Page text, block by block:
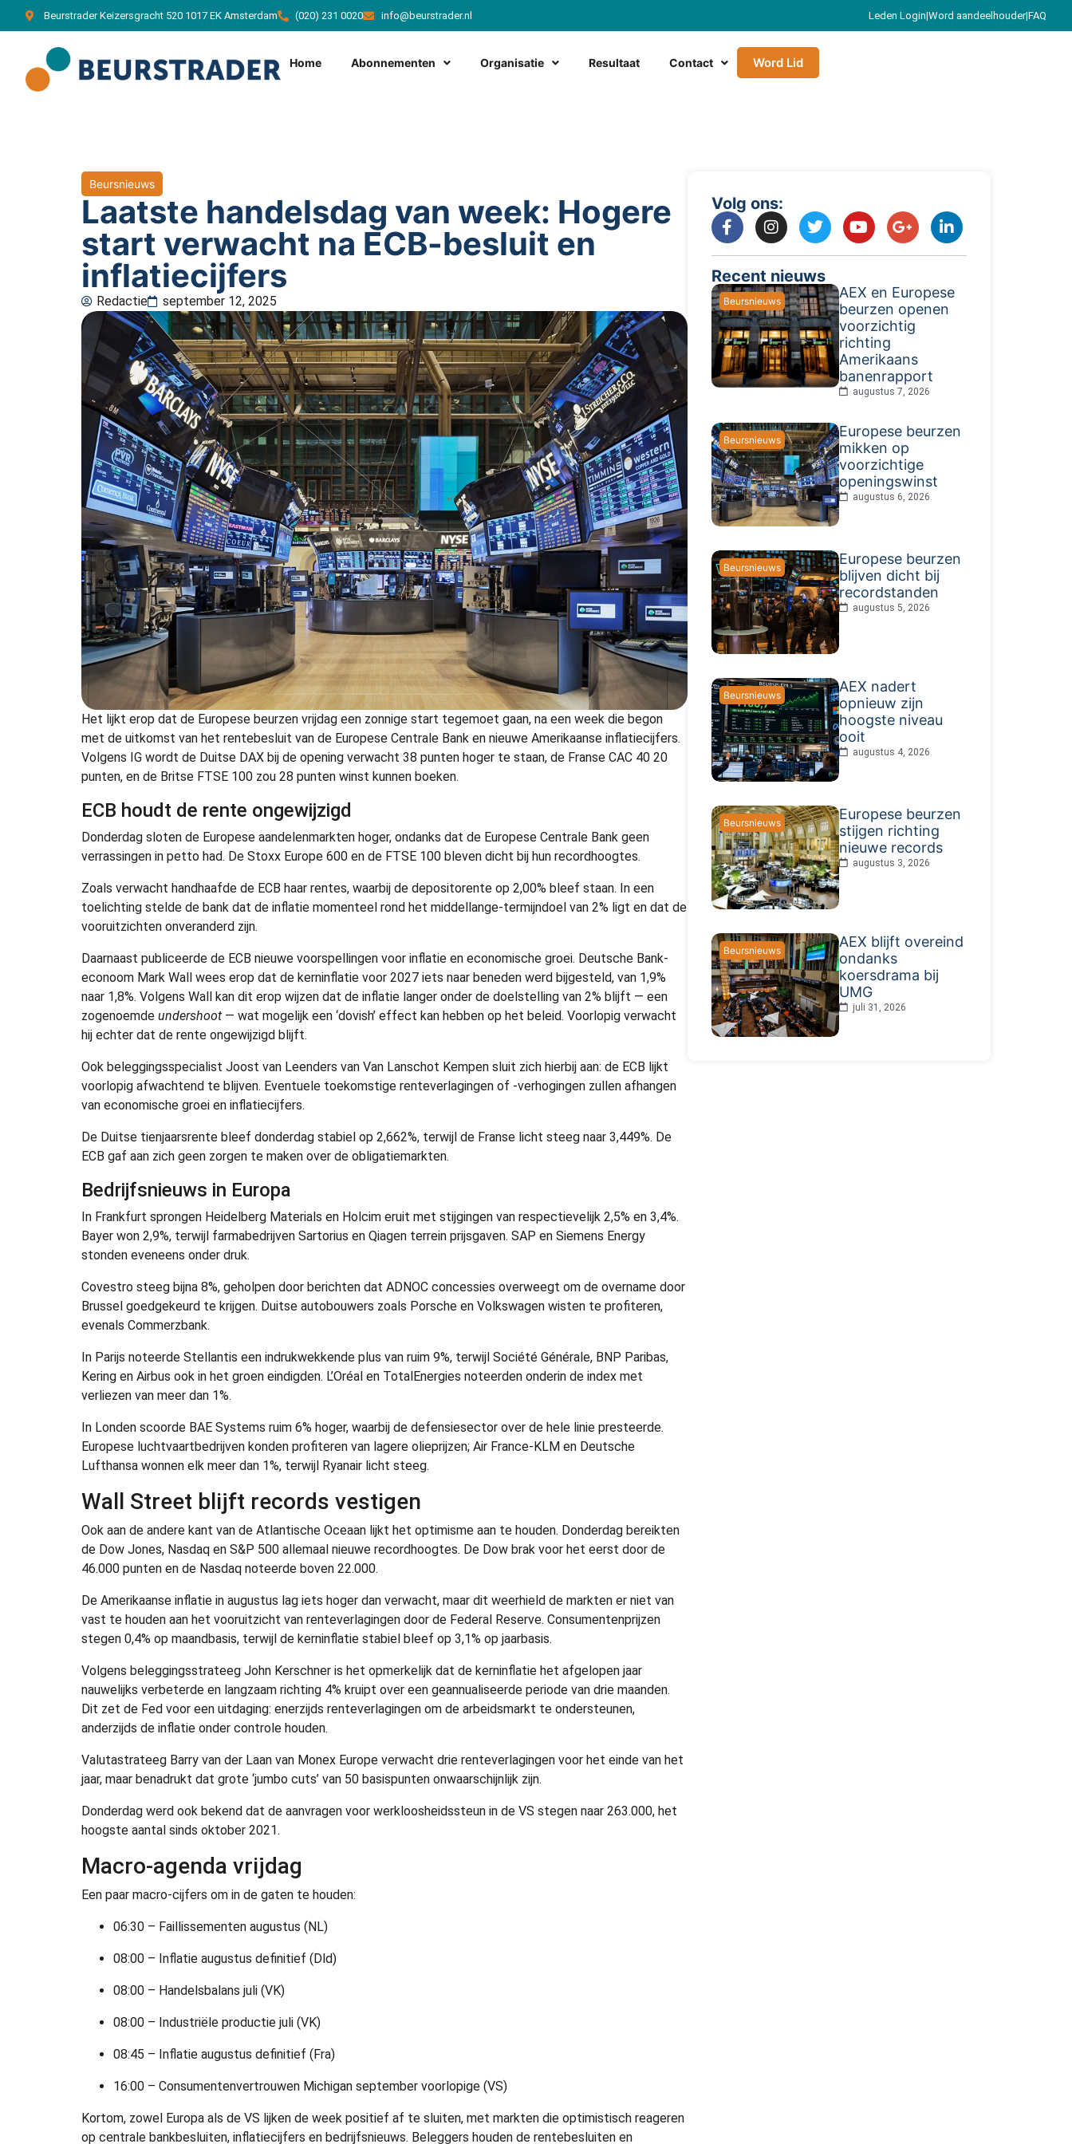
Beurstrader Keizersgracht 520 1017 EK Amsterdam (020) 231 0020 info@beurstrader.nl Leden Login|Word aandeelhouder|FAQ
Home Abonnementen Organisatie Resultaat Contact Word Lid
Beursnieuws
Laatste handelsdag van week: Hogere
start verwacht na ECB-besluit en
inflatiecijfers
Redactie september 12, 2025
Het lijkt erop dat de Europese beurzen vrijdag een zonnige start tegemoet gaan, na een week die begon
met de uitkomst van het rentebesluit van de Europese Centrale Bank en nieuwe Amerikaanse inflatiecijfers.
Volgens IG wordt de Duitse DAX bij de opening verwacht 38 punten hoger te staan, de Franse CAC 40 20
punten, en de Britse FTSE 100 zou 28 punten winst kunnen boeken.
ECB houdt de rente ongewijzigd
Donderdag sloten de Europese aandelenmarkten hoger, ondanks dat de Europese Centrale Bank geen
verrassingen in petto had. De Stoxx Europe 600 en de FTSE 100 bleven dicht bij hun recordhoogtes.
Zoals verwacht handhaafde de ECB haar rentes, waarbij de depositorente op 2,00% bleef staan. In een
toelichting stelde de bank dat de inflatie momenteel rond het middellange-termijndoel van 2% ligt en dat de
vooruitzichten onveranderd zijn.
Daarnaast publiceerde de ECB nieuwe voorspellingen voor inflatie en economische groei. Deutsche Bank-
econoom Mark Wall wees erop dat de kerninflatie voor 2027 iets naar beneden werd bijgesteld, van 1,9%
naar 1,8%. Volgens Wall kan dit erop wijzen dat de inflatie langer onder de doelstelling van 2% blijft — een
zogenoemde undershoot — wat mogelijk een ‘dovish’ effect kan hebben op het beleid. Voorlopig verwacht
hij echter dat de rente ongewijzigd blijft.
Ook beleggingsspecialist Joost van Leenders van Van Lanschot Kempen sluit zich hierbij aan: de ECB lijkt
voorlopig afwachtend te blijven. Eventuele toekomstige renteverlagingen of -verhogingen zullen afhangen
van economische groei en inflatiecijfers.
De Duitse tienjaarsrente bleef donderdag stabiel op 2,662%, terwijl de Franse licht steeg naar 3,449%. De
ECB gaf aan zich geen zorgen te maken over de obligatiemarkten.
Bedrijfsnieuws in Europa
In Frankfurt sprongen Heidelberg Materials en Holcim eruit met stijgingen van respectievelijk 2,5% en 3,4%.
Bayer won 2,9%, terwijl farmabedrijven Sartorius en Qiagen terrein prijsgaven. SAP en Siemens Energy
stonden eveneens onder druk.
Covestro steeg bijna 8%, geholpen door berichten dat ADNOC concessies overweegt om de overname door
Brussel goedgekeurd te krijgen. Duitse autobouwers zoals Porsche en Volkswagen wisten te profiteren,
evenals Commerzbank.
In Parijs noteerde Stellantis een indrukwekkende plus van ruim 9%, terwijl Société Générale, BNP Paribas,
Kering en Airbus ook in het groen eindigden. L’Oréal en TotalEnergies noteerden onderin de index met
verliezen van meer dan 1%.
In Londen scoorde BAE Systems ruim 6% hoger, waarbij de defensiesector over de hele linie presteerde.
Europese luchtvaartbedrijven konden profiteren van lagere olieprijzen; Air France-KLM en Deutsche
Lufthansa wonnen elk meer dan 1%, terwijl Ryanair licht steeg.
Wall Street blijft records vestigen
Ook aan de andere kant van de Atlantische Oceaan lijkt het optimisme aan te houden. Donderdag bereikten
de Dow Jones, Nasdaq en S&P 500 allemaal nieuwe recordhoogtes. De Dow brak voor het eerst door de
46.000 punten en de Nasdaq noteerde boven 22.000.
De Amerikaanse inflatie in augustus lag iets hoger dan verwacht, maar dit weerhield de markten er niet van
vast te houden aan het vooruitzicht van renteverlagingen door de Federal Reserve. Consumentenprijzen
stegen 0,4% op maandbasis, terwijl de kerninflatie stabiel bleef op 3,1% op jaarbasis.
Volgens beleggingsstrateeg John Kerschner is het opmerkelijk dat de kerninflatie het afgelopen jaar
nauwelijks verbeterde en langzaam richting 4% kruipt over een geannualiseerde periode van drie maanden.
Dit zet de Fed voor een uitdaging: enerzijds renteverlagingen om de arbeidsmarkt te ondersteunen,
anderzijds de inflatie onder controle houden.
Valutastrateeg Barry van der Laan van Monex Europe verwacht drie renteverlagingen voor het einde van het
jaar, maar benadrukt dat grote ‘jumbo cuts’ van 50 basispunten onwaarschijnlijk zijn.
Donderdag werd ook bekend dat de aanvragen voor werkloosheidssteun in de VS stegen naar 263.000, het
hoogste aantal sinds oktober 2021.
Macro-agenda vrijdag
Een paar macro-cijfers om in de gaten te houden:
06:30 – Faillissementen augustus (NL)
08:00 – Inflatie augustus definitief (Dld)
08:00 – Handelsbalans juli (VK)
08:00 – Industriële productie juli (VK)
08:45 – Inflatie augustus definitief (Fra)
16:00 – Consumentenvertrouwen Michigan september voorlopige (VS)
Kortom, zowel Europa als de VS lijken de week positief af te sluiten, met markten die optimistisch reageren
op centrale bankbesluiten, inflatiecijfers en bedrijfsnieuws. Beleggers houden de rentebesluiten en
Volg ons:
Recent nieuws
Beursnieuws
AEX en Europese
beurzen openen
voorzichtig
richting
Amerikaans
banenrapport
augustus 7, 2026
Beursnieuws
Europese beurzen
mikken op
voorzichtige
openingswinst
augustus 6, 2026
Beursnieuws
Europese beurzen
blijven dicht bij
recordstanden
augustus 5, 2026
Beursnieuws
AEX nadert
opnieuw zijn
hoogste niveau
ooit
augustus 4, 2026
Beursnieuws
Europese beurzen
stijgen richting
nieuwe records
augustus 3, 2026
Beursnieuws
AEX blijft overeind
ondanks
koersdrama bij
UMG
juli 31, 2026